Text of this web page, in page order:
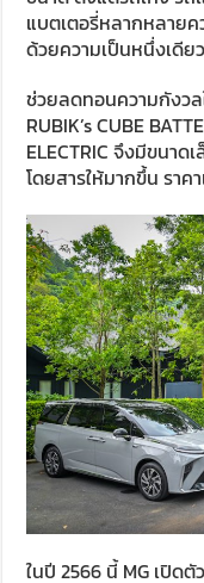
แบตเตอรี่หลากหลาย
ด้วยความเป็นหนึ่งเดีย
ช่วยลดทอนความกังวล
RUBIK’s CUBE
ELECTRIC จึงมีขนา
โดยสารให้มากขึ้น รา
ในปี 2566 นี้ MG เปิด